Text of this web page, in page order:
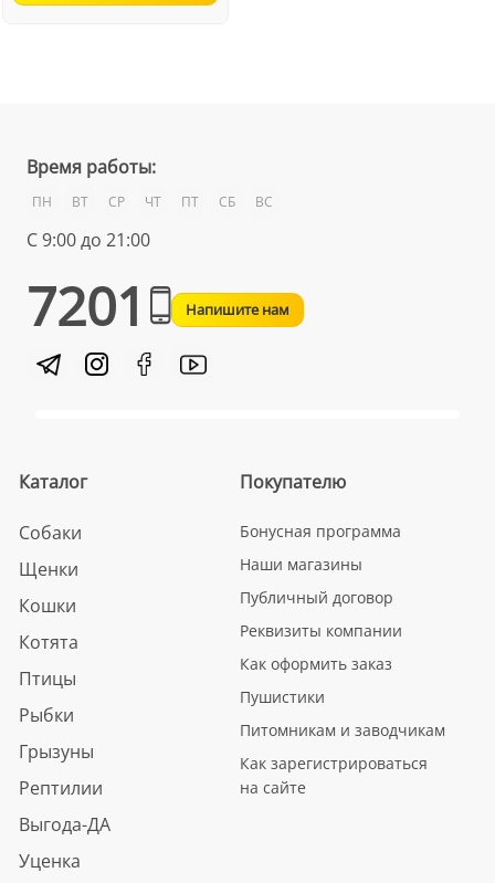
Время работы:
ПН ВТ СР ЧТ ПТ СБ ВС
С 9:00 до 21:00
7201 Напишите нам
Каталог
Собаки
Щенки
Кошки
Котята
Птицы
Рыбки
Грызуны
Рептилии
Выгода-ДА
Уценка
Покупателю
Бонусная программа
Наши магазины
Публичный договор
Реквизиты компании
Как оформить заказ
Пушистики
Питомникам и заводчикам
Как зарегистрироваться
на сайте